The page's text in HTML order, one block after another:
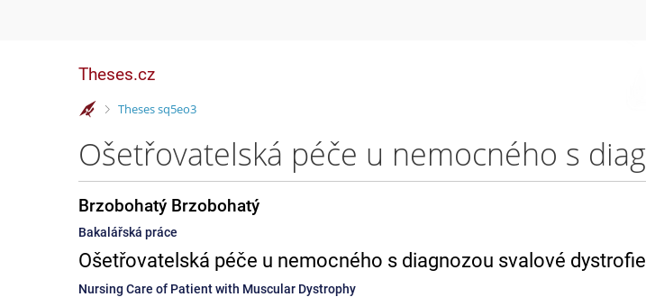
Theses.cz
>
Theses sq5eo3
Brzobohatý Brzobohatý
Bakalářská práce
Ošetřovatelská péče u nemocného s diagnozou svalové dystrofie
Nursing Care of Patient with Muscular Dystrophy